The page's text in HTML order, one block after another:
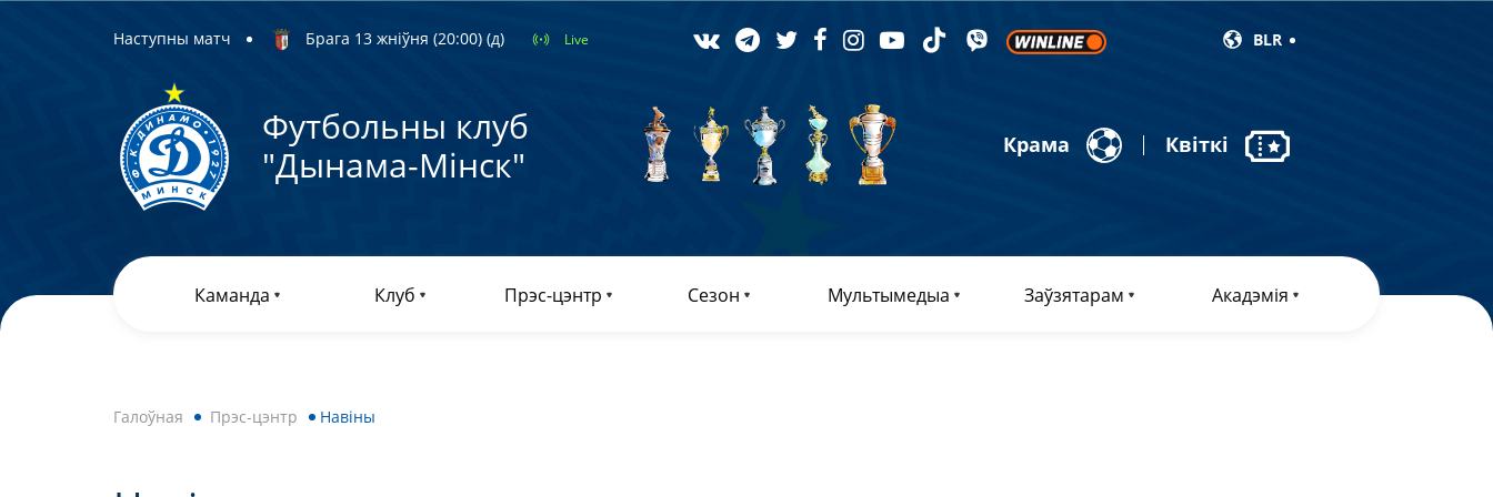
Наступны матч Брага 13 жніўня (20:00) (д) Live BLR
Футбольны клуб
"Дынама-Мiнск"
Крама Квіткі
Каманда Клуб Прэс-цэнтр Сезон Мультымедыа Заўзятарам Акадэмія
Галоўная Прэс-цэнтр Навiны